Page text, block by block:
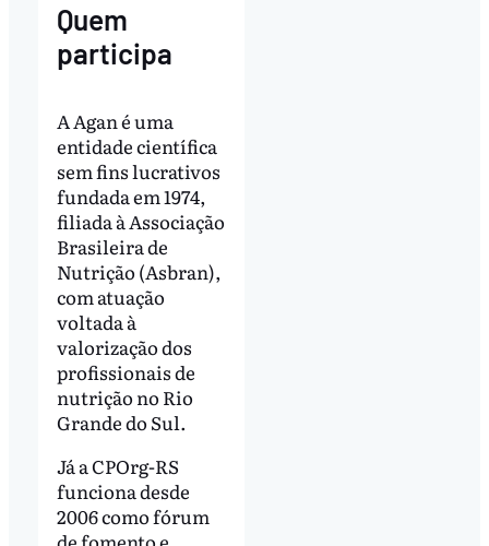
Quem
participa
A Agan é uma
entidade científica
sem fins lucrativos
fundada em 1974,
filiada à Associação
Brasileira de
Nutrição (Asbran),
com atuação
voltada à
valorização dos
profissionais de
nutrição no Rio
Grande do Sul.
Já a CPOrg-RS
funciona desde
2006 como fórum